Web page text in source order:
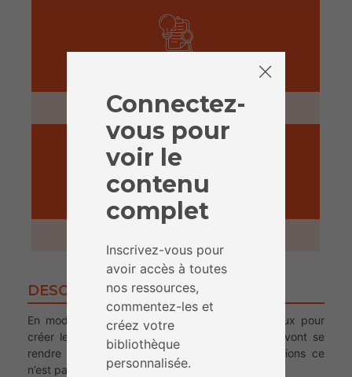
15 minutes
ACTIVITÉ
DESCRIPTION
En modifiant une information à partir de journaux pour
créer leur propre fake news, les participant.e.s vont se
rendre compte que créer des fausses informations ce
n’est pas si difficile.
Connectez-
vous pour
voir le
contenu
complet
Inscrivez-vous pour
avoir accès à toutes
nos ressources,
commentez-les et
créez votre
bibliothèque
personnalisée.